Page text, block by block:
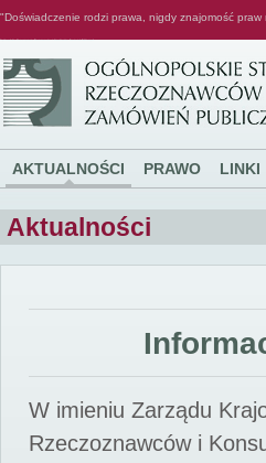
"Doświadczenie rodzi prawa, nigdy znajomość
AKTUALNOŚCI PRAWO LINKI
Aktualności
W imieniu Zarządu
Rzeczoznawców i